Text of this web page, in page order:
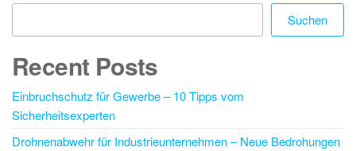
Suchen
Recent Posts
Einbruchschutz für Gewerbe – 10 Tipps vom
Sicherheitsexperten
Drohnenabwehr für Industrieunternehmen – Neue Bedrohungen